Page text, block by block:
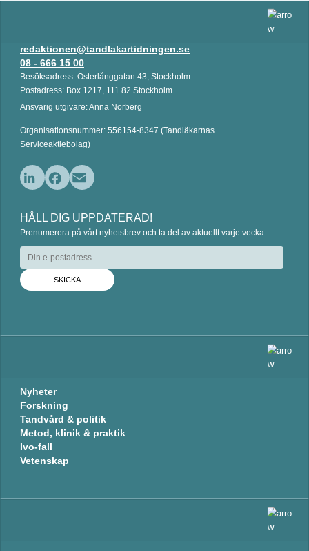
redaktionen@tandlakartidningen.se
08 - 666 15 00
Besöksadress: Österlånggatan 43, Stockholm
Postadress: Box 1217, 111 82 Stockholm
Ansvarig utgivare: Anna Norberg
Organisationsnummer: 556154-8347 (Tandläkarnas
Serviceaktiebolag)
n
k
e
I
n
c
e
b
o
k
a
i
l
HÅLL DIG UPPDATERAD!
Prenumerera på vårt nyhetsbrev och ta del av aktuellt varje vecka.
Nyheter
Forskning
Tandvård & politik
Metod, klinik & praktik
Ivo-fall
Vetenskap